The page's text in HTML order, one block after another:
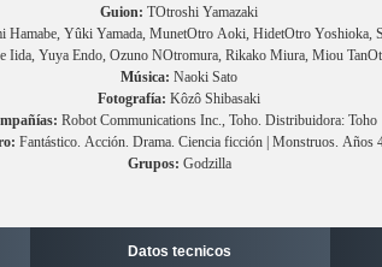
Guion: TOtroshi Yamazaki
Hamabe, Yûki Yamada, MunetOtro Aoki, HidetOtro Yoshioka,
Iida, Yuya Endo, Ozuno NOtromura, Rikako Miura, Miou
Música: Naoki Sato
Fotografía: Kôzô Shibasaki
Robot Communications Inc., Toho. Distribuidora: Toho
Fantástico. Acción. Drama. Ciencia ficción | Monstruos. Años
Grupos: Godzilla
Datos tecnicos